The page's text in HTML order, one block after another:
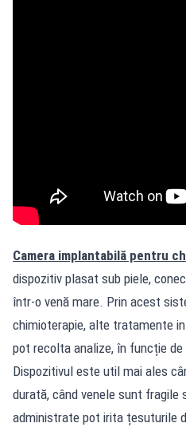
Camera implantabilă pentru
dispozitiv plasat sub piele,
într-o venă mare. Prin acest
chimioterapie, alte tratamente
pot recolta analize, în funcție de
Dispozitivul este util mai ales
durată, când venele sunt fragile
administrate pot irita țesuturile